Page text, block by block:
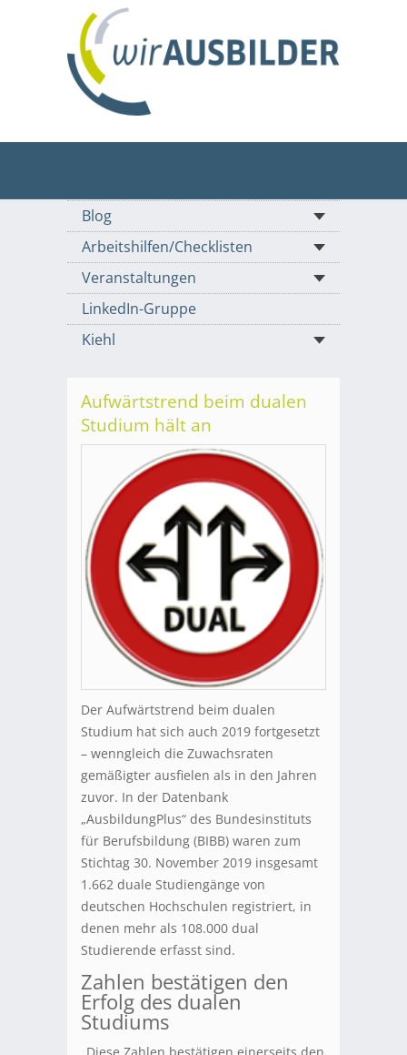
Blog
Arbeitshilfen/Checklisten
Veranstaltungen
LinkedIn-Gruppe
Kiehl
Aufwärtstrend beim dualen
Studium hält an
Der Aufwärtstrend beim dualen
Studium hat sich auch 2019 fortgesetzt
– wenngleich die Zuwachsraten
gemäßigter ausfielen als in den Jahren
zuvor. In der Datenbank
„AusbildungPlus“ des Bundesinstituts
für Berufsbildung (BIBB) waren zum
Stichtag 30. November 2019 insgesamt
1.662 duale Studiengänge von
deutschen Hochschulen registriert, in
denen mehr als 108.000 dual
Studierende erfasst sind.
Zahlen bestätigen den
Erfolg des dualen
Studiums